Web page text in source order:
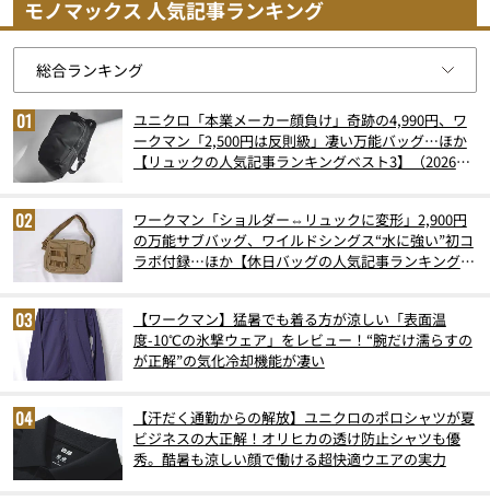
モノマックス 人気記事ランキング
ユニクロ「本業メーカー顔負け」奇跡の4,990円、ワ
ークマン「2,500円は反則級」凄い万能バッグ…ほか
【リュックの人気記事ランキングベスト3】（2026年
ワークマン「ショルダー⇔リュックに変形」2,900円
の万能サブバッグ、ワイルドシングス“水に強い”初コ
ラボ付録…ほか【休日バッグの人気記事ランキングベ
【ワークマン】猛暑でも着る方が涼しい「表面温
度-10℃の氷撃ウェア」をレビュー！“腕だけ濡らすの
が正解”の気化冷却機能が凄い
【汗だく通勤からの解放】ユニクロのポロシャツが夏
ビジネスの大正解！オリヒカの透け防止シャツも優
秀。酷暑も涼しい顔で働ける超快適ウエアの実力